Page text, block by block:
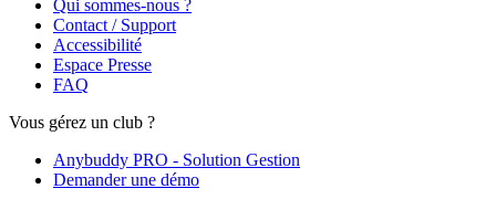
Qui sommes-nous ?
Contact / Support
Accessibilité
Espace Presse
FAQ
Vous gérez un club ?
Anybuddy PRO - Solution Gestion
Demander une démo